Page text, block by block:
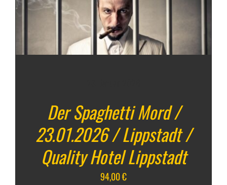
Der Spaghetti Mord /
23.01.2026 / Lippstadt /
Quality Hotel Lippstadt
94,00€